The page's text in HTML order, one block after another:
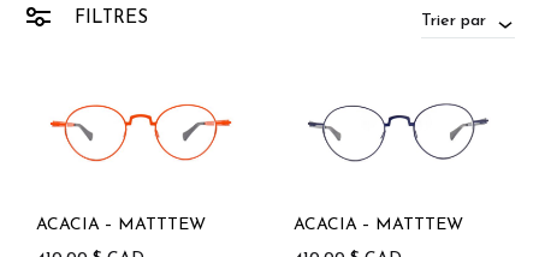
FILTRES Trier par
ACACIA – MATTTEW
ACACIA – MATTTEW